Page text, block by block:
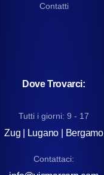
Contatti
Dove Trovarci:
Tutti i giorni: 9 - 17
Zug | Lugano | Bergamo
Contattaci: